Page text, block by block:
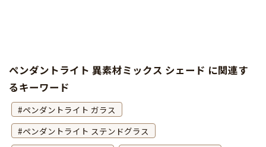
ペンダントライト 異素材ミックス シェード に関連す
るキーワード
ペンダントライト ガラス
ペンダントライト ステンドグラス